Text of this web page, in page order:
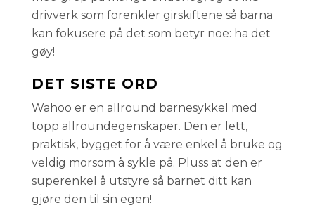
drivverk som forenkler girskiftene så barna
kan fokusere på det som betyr noe: ha det
gøy!
DET SISTE ORD
Wahoo er en allround barnesykkel med
topp allroundegenskaper. Den er lett,
praktisk, bygget for å være enkel å bruke og
veldig morsom å sykle på. Pluss at den er
superenkel å utstyre så barnet ditt kan
gjøre den til sin egen!